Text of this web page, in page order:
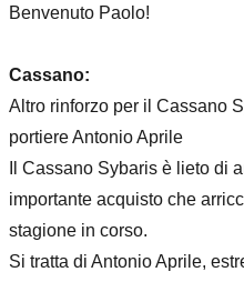
Benvenuto Paolo!
Cassano:
Altro rinforzo per il Cassano
portiere Antonio Aprile
Il Cassano Sybaris è lieto di
importante acquisto che
stagione in corso.
Si tratta di Antonio Aprile,